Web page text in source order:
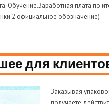
Обучение.Заработная плата по
2 официальное обозначение)
для
Заказывая